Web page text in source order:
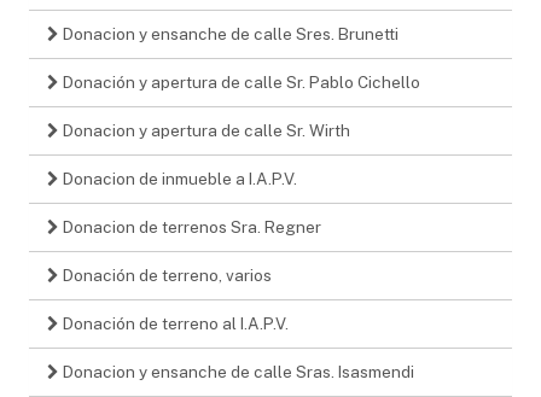
Donacion y ensanche de calle Sres. Brunetti
Donación y apertura de calle Sr. Pablo Cichello
Donacion y apertura de calle Sr. Wirth
Donacion de inmueble a I.A.P.V.
Donacion de terrenos Sra. Regner
Donación de terreno, varios
Donación de terreno al I.A.P.V.
Donacion y ensanche de calle Sras. Isasmendi